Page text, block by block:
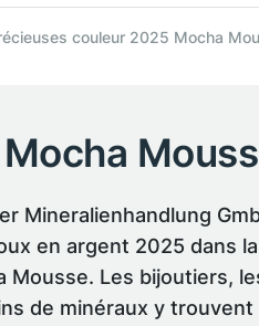
couleur 2025 Mocha
Mineralienhandlung
en argent 2025 dans la
Mousse. Les bijoutiers,
de minéraux y trouvent